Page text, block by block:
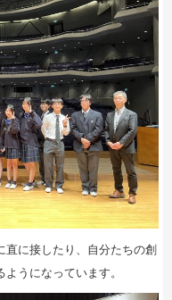
直に接したり、自分たちの創
うになっています。